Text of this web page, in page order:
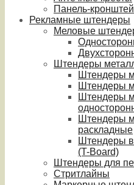
Панель-
Рекламные штендеры
Меловые
Штендеры
Штендеры
Штендеры
Штендеры
Штендеры
раскладные
Штендеры
(T-Board)
Штендеры для
Стритлайны